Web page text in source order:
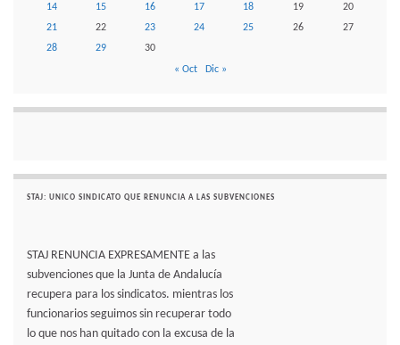
14
15 16 17 18 19
20
21
22 23 24 25 26
27
28
29
30
« Oct
Dic »
STAJ: UNICO SINDICATO QUE RENUNCIA A LAS SUBVENCIONES
STAJ RENUNCIA EXPRESAMENTE a las
subvenciones que la Junta de Andalucía
recupera para los sindicatos. mientras los
funcionarios seguimos sin recuperar todo
lo que nos han quitado con la excusa de la